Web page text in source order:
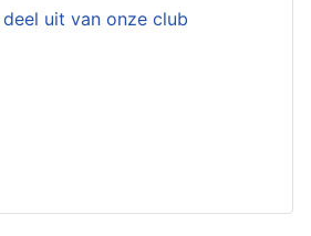
uit van onze club